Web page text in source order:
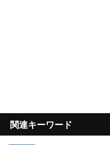
関連キーワード